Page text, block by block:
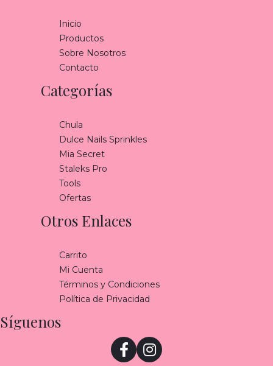
Inicio
Productos
Sobre Nosotros
Contacto
Categorías
Chula
Dulce Nails Sprinkles
Mia Secret
Staleks Pro
Tools
Ofertas
Otros Enlaces
Carrito
Mi Cuenta
Términos y Condiciones
Política de Privacidad
Síguenos